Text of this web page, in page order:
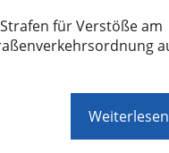
für Verstöße am
Weiterlesen